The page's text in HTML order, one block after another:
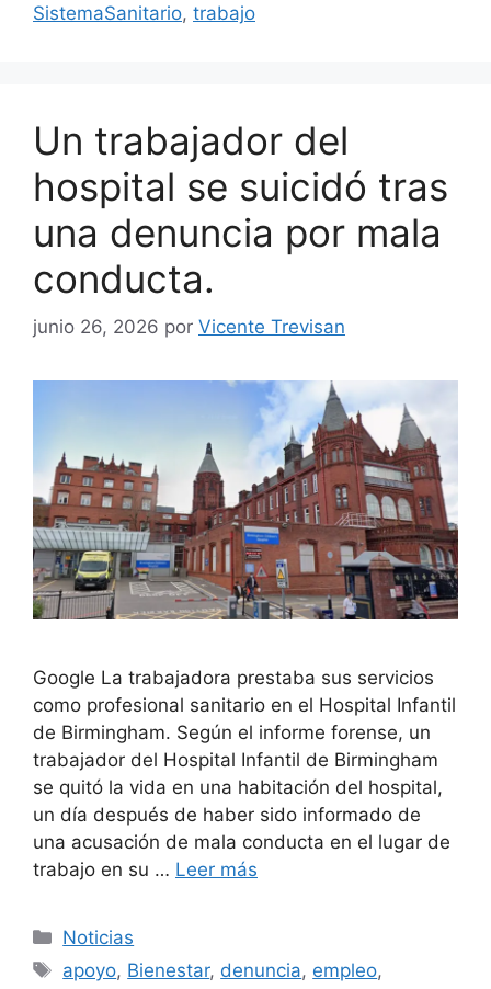
SistemaSanitario, trabajo
Un trabajador del
hospital se suicidó tras
una denuncia por mala
conducta.
junio 26, 2026 por Vicente Trevisan
Google La trabajadora prestaba sus servicios
como profesional sanitario en el Hospital Infantil
de Birmingham. Según el informe forense, un
trabajador del Hospital Infantil de Birmingham
se quitó la vida en una habitación del hospital,
un día después de haber sido informado de
una acusación de mala conducta en el lugar de
trabajo en su … Leer más
Categorías
Noticias
Etiquetas
apoyo, Bienestar, denuncia, empleo,